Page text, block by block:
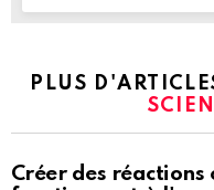
PLUS
Créer des réactions